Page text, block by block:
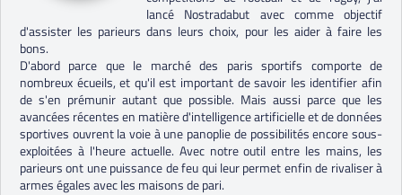
lancé Nostradabut avec comme objectif
d'assister les parieurs dans leurs choix, pour les aider à faire les
bons.
D'abord parce que le marché des paris sportifs comporte de
nombreux écueils, et qu'il est important de savoir les identifier afin
de s'en prémunir autant que possible. Mais aussi parce que les
avancées récentes en matière d'intelligence artificielle et de données
sportives ouvrent la voie à une panoplie de possibilités encore sous-
exploitées à l'heure actuelle. Avec notre outil entre les mains, les
parieurs ont une puissance de feu qui leur permet enfin de rivaliser à
armes égales avec les maisons de pari.